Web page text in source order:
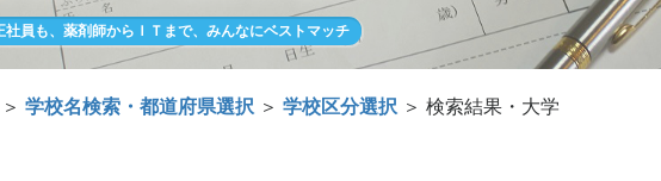
社員も、薬剤師からＩＴまで、みんなにベストマッチ
＞ 学校名検索・都道府県選択 ＞ 学校区分選択 ＞ 検索結果・大学